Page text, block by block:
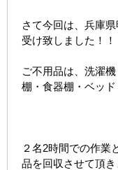
さて今回は、兵庫
受け致しました！！
ご不用品は、洗濯
棚・食器棚・ベッド
２名2時間での作業
品を回収させて頂き